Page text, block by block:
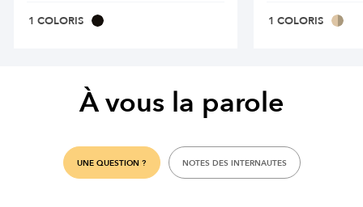
1 COLORIS 1 COLORIS
À vous la parole
UNE QUESTION ? NOTES DES INTERNAUTES